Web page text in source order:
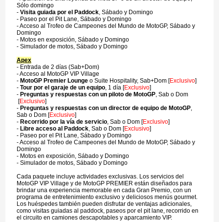
Sólo domingo
- Visita guiada por el Paddock, Sábado y Domingo
- Paseo por el Pit Lane, Sábado y Domingo
- Acceso al Trofeo de Campeones del Mundo de MotoGP, Sábado y
Domingo
- Motos en exposición, Sábado y Domingo
- Simulador de motos, Sábado y Domingo
Apex
- Entrada de 2 días (Sab+Dom)
- Acceso al MotoGP VIP Village
- MotoGP Premier Loungeo Suite Hospitality, Sab+Dom [Exclusivo]
- Tour por el garaje de un equipo, 1 día [Exclusivo]
- Preguntas y respuestas con un piloto de MotoGP, Sab o Dom
[Exclusivo]
- Preguntas y respuestas con un director de equipo de MotoGP,
Sab o Dom [Exclusivo]
- Recorrido por la vía de servicio, Sab o Dom [Exclusivo]
- Libre acceso al Paddock, Sab o Dom [Exclusivo]
- Paseo por el Pit Lane, Sábado y Domingo
- Acceso al Trofeo de Campeones del Mundo de MotoGP, Sábado y
Domingo
- Motos en exposición, Sábado y Domingo
- Simulador de motos, Sábado y Domingo
Cada paquete incluye actividades exclusivas. Los servicios del
MotoGP VIP Village y de MotoGP PREMIER están diseñados para
brindar una experiencia memorable en cada Gran Premio, con un
programa de entretenimiento exclusivo y deliciosos menús gourmet.
Los huéspedes también pueden disfrutar de ventajas adicionales,
como visitas guiadas al paddock, paseos por el pit lane, recorrido en
el circuito en camiones descapotables y aparcamiento VIP.